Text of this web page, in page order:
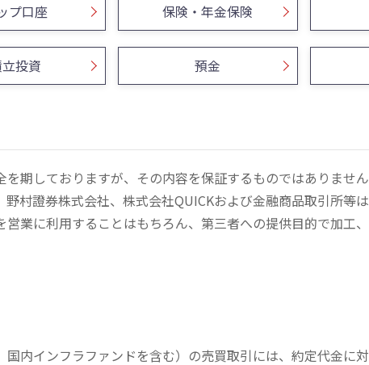
プ口座 保険・年金保険
投資 預金
期しておりますが、その内容を保証するものではありませ
村證券株式会社、株式会社QUICKおよび金融商品取引所等
業に利用することはもちろん、第三者への提供目的で加工
内インフラファンドを含む）の売買取引には、約定代金に